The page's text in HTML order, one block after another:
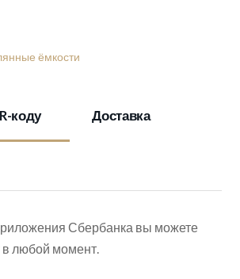
ёмкости
коду Доставка
Сбербанка вы можете
в любой момент.